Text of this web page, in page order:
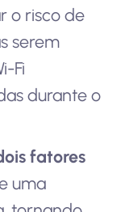
o risco de
serem
Fi
durante o
fatores
uma